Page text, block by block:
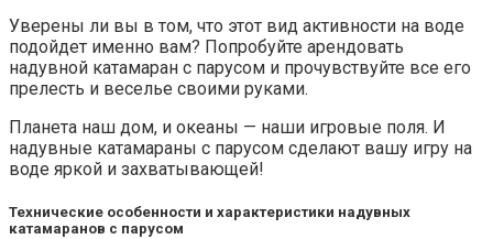
Уверены ли вы в том, что этот вид активности на воде
подойдет именно вам? Попробуйте арендовать
надувной катамаран с парусом и прочувствуйте все его
прелесть и веселье своими руками.
Планета наш дом, и океаны — наши игровые поля. И
надувные катамараны с парусом сделают вашу игру на
воде яркой и захватывающей!
Технические особенности и характеристики надувных
катамаранов с парусом